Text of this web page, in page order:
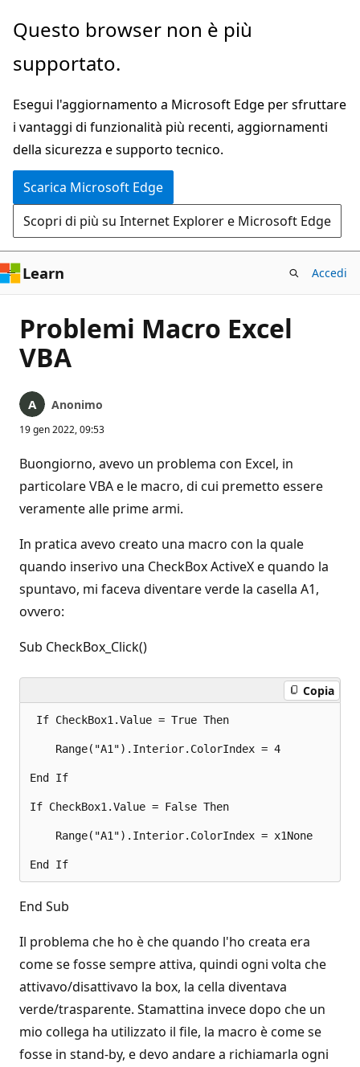
Ignora
passa
contenuto
principale
Questo browser non è più
supportato.
Esegui l'aggiornamento a Microsoft Edge per sfruttare
i vantaggi di funzionalità più recenti, aggiornamenti
della sicurezza e supporto tecnico.
Scarica Microsoft Edge
Scopri di più su Internet Explorer e Microsoft Edge
Learn Accedi
Problemi Macro Excel
VBA
Anonimo
19 gen 2022, 09:53
Buongiorno, avevo un problema con Excel, in
particolare VBA e le macro, di cui premetto essere
veramente alle prime armi.
In pratica avevo creato una macro con la quale
quando inserivo una CheckBox ActiveX e quando la
spuntavo, mi faceva diventare verde la casella A1,
ovvero:
Sub CheckBox_Click()
Copia
If CheckBox1.Value = True Then
    Range("A1").Interior.ColorIndex = 4
End If
If CheckBox1.Value = False Then
    Range("A1").Interior.ColorIndex = x1None
End Sub
Il problema che ho è che quando l'ho creata era
come se fosse sempre attiva, quindi ogni volta che
attivavo/disattivavo la box, la cella diventava
verde/trasparente. Stamattina invece dopo che un
mio collega ha utilizzato il file, la macro è come se
fosse in stand-by, e devo andare a richiamarla ogni